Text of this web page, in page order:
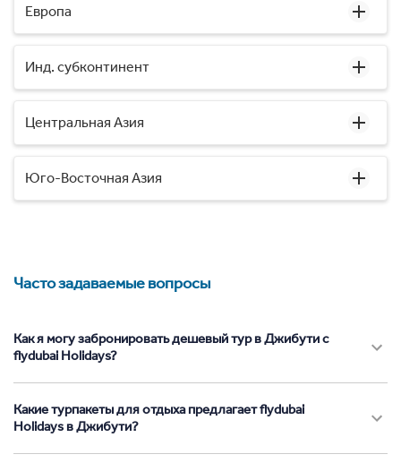
Европа
Инд. субконтинент
Центральная Азия
Юго-Восточная Азия
Часто задаваемые вопросы
Как я могу забронировать дешевый тур в Джибути с
flydubai Holidays?
Какие турпакеты для отдыха предлагает flydubai
Holidays в Джибути?